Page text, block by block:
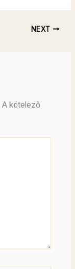
NEXT
A kötelező